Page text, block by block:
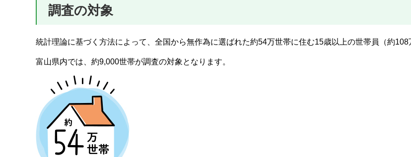
調査の対象
統計理論に基づく方法によって、全国から無作為に選ばれた約54万世帯に住む15歳以上の世帯員（約108
富山県内では、約9,000世帯が調査の対象となります。